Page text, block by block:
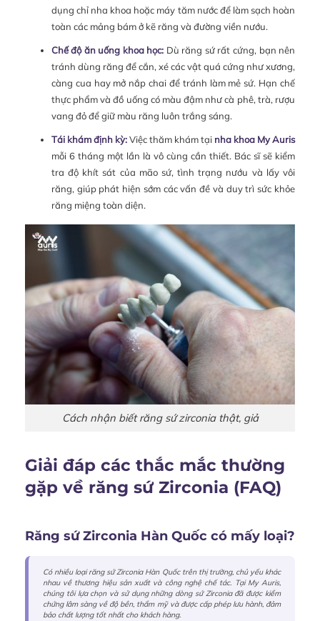
dụng chỉ nha khoa hoặc máy tăm nước để làm sạch hoàn
toàn các mảng bám ở kẽ răng và đường viền nướu.
Chế độ ăn uống khoa học: Dù răng sứ rất cứng, bạn nên
tránh dùng răng để cắn, xé các vật quá cứng như xương,
càng cua hay mở nắp chai để tránh làm mẻ sứ. Hạn chế
thực phẩm và đồ uống có màu đậm như cà phê, trà, rượu
vang đỏ để giữ màu răng luôn trắng sáng.
Tái khám định kỳ:Việc thăm khám tại nha khoa My Auris
mỗi 6 tháng một lần là vô cùng cần thiết. Bác sĩ sẽ kiểm
tra độ khít sát của mão sứ, tình trạng nướu và lấy vôi
răng, giúp phát hiện sớm các vấn đề và duy trì sức khỏe
răng miệng toàn diện.
Cách nhận biết răng sứ zirconia thật, giả
Giải đáp các thắc mắc thường
gặp về răng sứ Zirconia (FAQ)
Răng sứ Zirconia Hàn Quốc có mấy loại?
Có nhiều loại răng sứ Zirconia Hàn Quốc trên thị trường, chủ yếu khác
nhau về thương hiệu sản xuất và công nghệ chế tác. Tại My Auris,
chúng tôi lựa chọn và sử dụng những dòng sứ Zirconia đã được kiểm
chứng lâm sàng về độ bền, thẩm mỹ và được cấp phép lưu hành, đảm
bảo chất lượng tốt nhất cho khách hàng.